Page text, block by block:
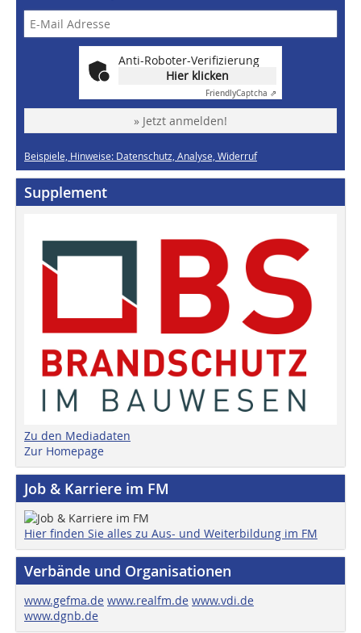
Anti-Roboter-Verifizierung
Hier klicken
FriendlyCaptcha ⇗
» Jetzt anmelden!
Beispiele, Hinweise: Datenschutz, Analyse, Widerruf
Supplement
Zu den Mediadaten
Zur Homepage
Job & Karriere im FM
Hier finden Sie alles zu Aus- und Weiterbildung im FM
Verbände und Organisationen
www.gefma.de www.realfm.de www.vdi.de
www.dgnb.de